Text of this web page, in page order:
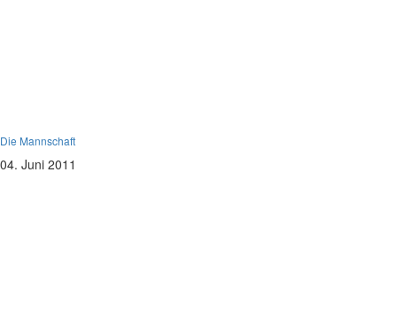
Die Mannschaft
04. Juni 2011